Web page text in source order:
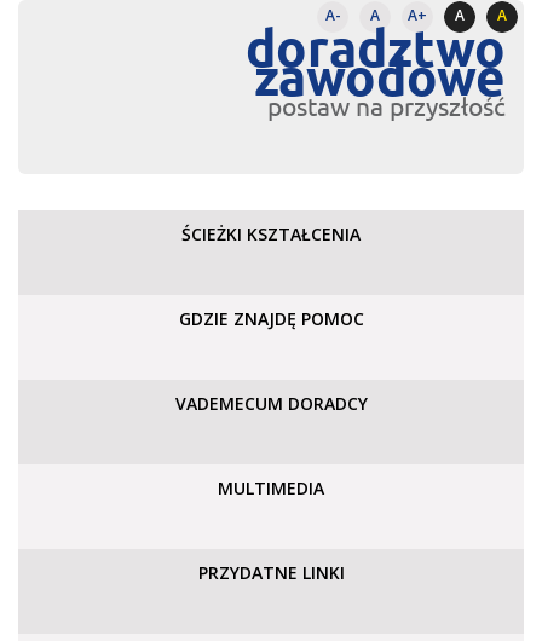
A- A A+ A A
doradztwo
zawodowe
postaw na przyszłość
ŚCIEŻKI KSZTAŁCENIA
GDZIE ZNAJDĘ POMOC
VADEMECUM DORADCY
MULTIMEDIA
PRZYDATNE LINKI